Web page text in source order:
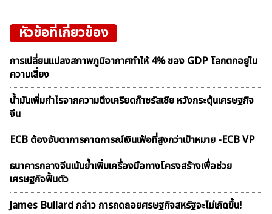
หัวข้อที่เกี่ยวข้อง
การเปลี่ยนแปลงสภาพภูมิอากาศทำให้ 4% ของ GDP โลกตกอยู่ใน
ความเสี่ยง
น้ำมันเพิ่มกำไรจากความตึงเครียดก๊าซรัสเซีย หวังกระตุ้นเศรษฐกิจ
จีน
ECB ต้องจับตาการคาดการณ์เงินเฟ้อที่สูงกว่าเป้าหมาย -ECB VP
ธนาคารกลางจีนเน้นย้ำเพิ่มเครื่องมือทางโครงสร้างเพื่อช่วย
เศรษฐกิจฟื้นตัว
James Bullard กล่าว การถดถอยศรษฐกิจสหรัฐจะไม่เกิดขึ้น!